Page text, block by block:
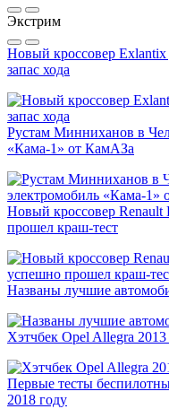
Экстрим
Новый кроссовер
запас хода
Рустам Минниханов в
«Кама-1» от КамАЗа
Новый кроссовер Renault
прошел краш-тест
Названы лучшие
Хэтчбек Opel Allegra
Первые тесты
2018 году